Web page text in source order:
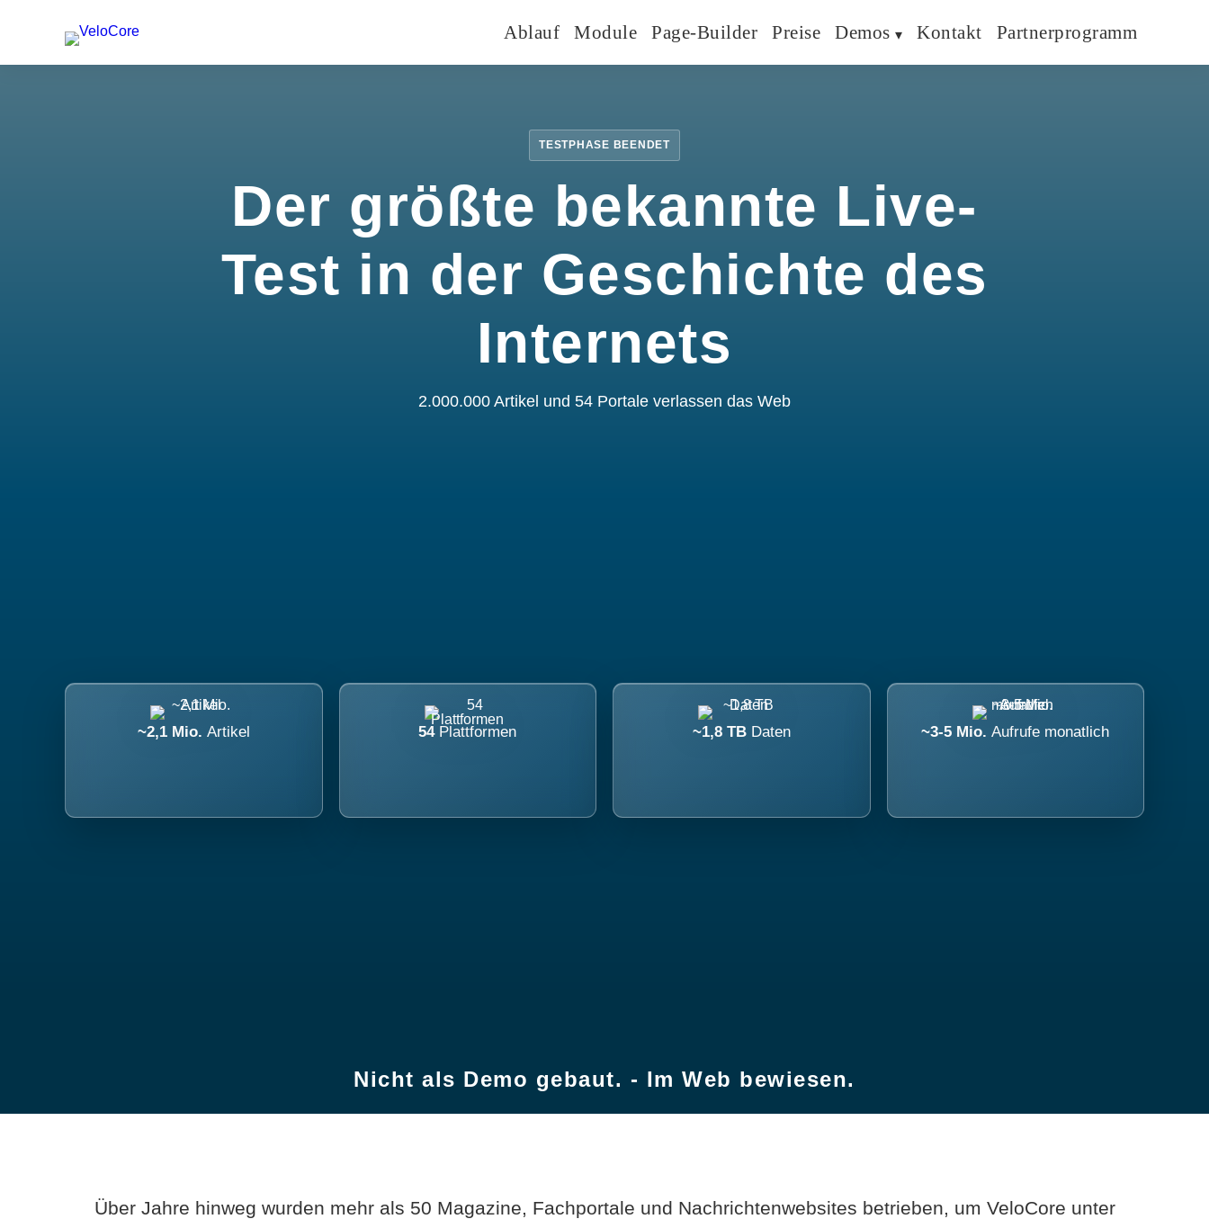
Ablauf Module Page-Builder Preise Demos Kontakt Partnerprogramm
TESTPHASE BEENDET
Der größte bekannte Live-
Test in der Geschichte des
Internets
2.000.000 Artikel und 54 Portale verlassen das Web
~2,1 Mio. Artikel 54 Plattformen ~1,8 TB Daten ~3-5 Mio.Aufrufe monatlich
Nicht als Demo gebaut. - Im Web bewiesen.
Über Jahre hinweg wurden mehr als 50 Magazine, Fachportale und Nachrichtenwebsites betrieben, um VeloCore unter